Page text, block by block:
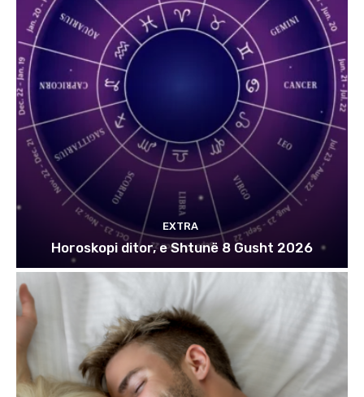
EXTRA
Horoskopi ditor, e Shtunë 8 Gusht 2026